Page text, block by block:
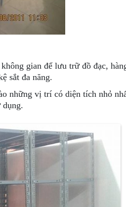
gian để lưu trữ đồ đạc,
sắt đa năng.
những vị trí có diện tích nhỏ
dụng.